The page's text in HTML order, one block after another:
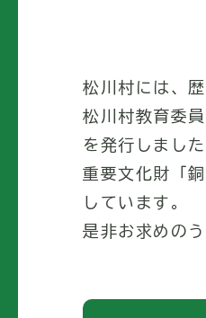
松川村には、
松川村教育委
を発行しました
重要文化財「
しています。
是非お求めの